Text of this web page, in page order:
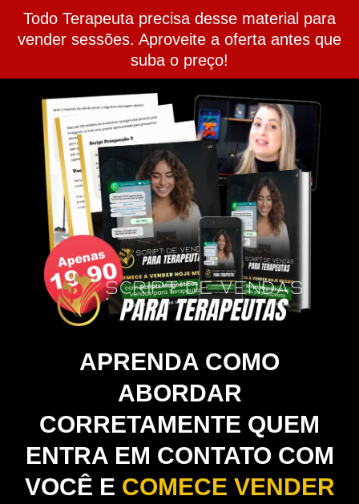
Todo Terapeuta precisa desse material para
vender sessões. Aproveite a oferta antes que
suba o preço!
APRENDA COMO
ABORDAR
CORRETAMENTE QUEM
ENTRA EM CONTATO COM
VOCÊ E COMECE VENDER